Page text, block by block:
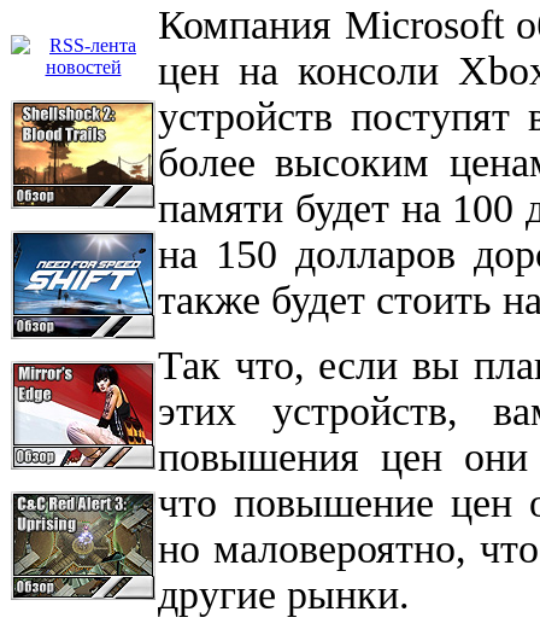
Компания Microsoft
цен на консоли
устройств
более высоким
памяти будет на
на 150 долларов
также будет стоить
Так что, если вы
этих устройств,
повышения цен они
что повышение цен
но маловероятно,
другие рынки.